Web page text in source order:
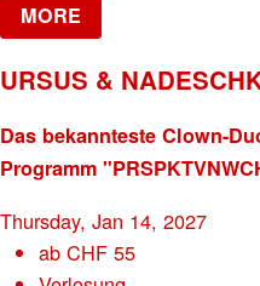
MORE
URSUS &
Das bekannteste Clown-
Programm
Thursday, Jan 14, 2027
abCHF 55